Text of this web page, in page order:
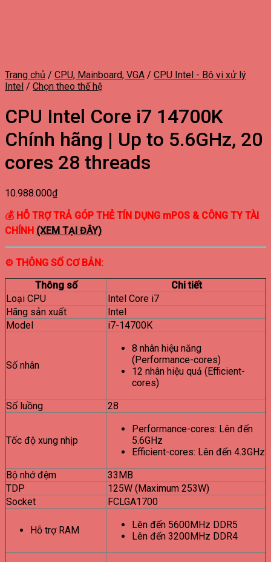
Trang chủ / CPU, Mainboard, VGA / CPU Intel - Bộ vi xử lý
Intel / Chọn theo thế hệ
CPU Intel Core i7 14700K
Chính hãng | Up to 5.6GHz, 20
cores 28 threads
10.988.000₫
💰 HỖ TRỢ TRẢ GÓP THẺ TÍN DỤNG mPOS & CÔNG TY TÀI
CHÍNH (XEM TẠI ĐÂY)
⚙ THÔNG SỐ CƠ BẢN:
Thông số
Chi tiết
Loại CPU
Intel Core i7
Hãng sản xuất
Intel
Model
i7-14700K
Số nhân
8 nhân hiệu năng
(Performance-cores)
12 nhân hiệu quả (Efficient-
cores)
Số luồng
28
Tốc độ xung nhịp
Performance-cores: Lên đến
5.6GHz
Efficient-cores: Lên đến 4.3GHz
Bộ nhớ đệm
33MB
TDP
125W (Maximum 253W)
Socket
FCLGA1700
Hỗ trợ RAM
Lên đến 5600MHz DDR5
Lên đến 3200MHz DDR4